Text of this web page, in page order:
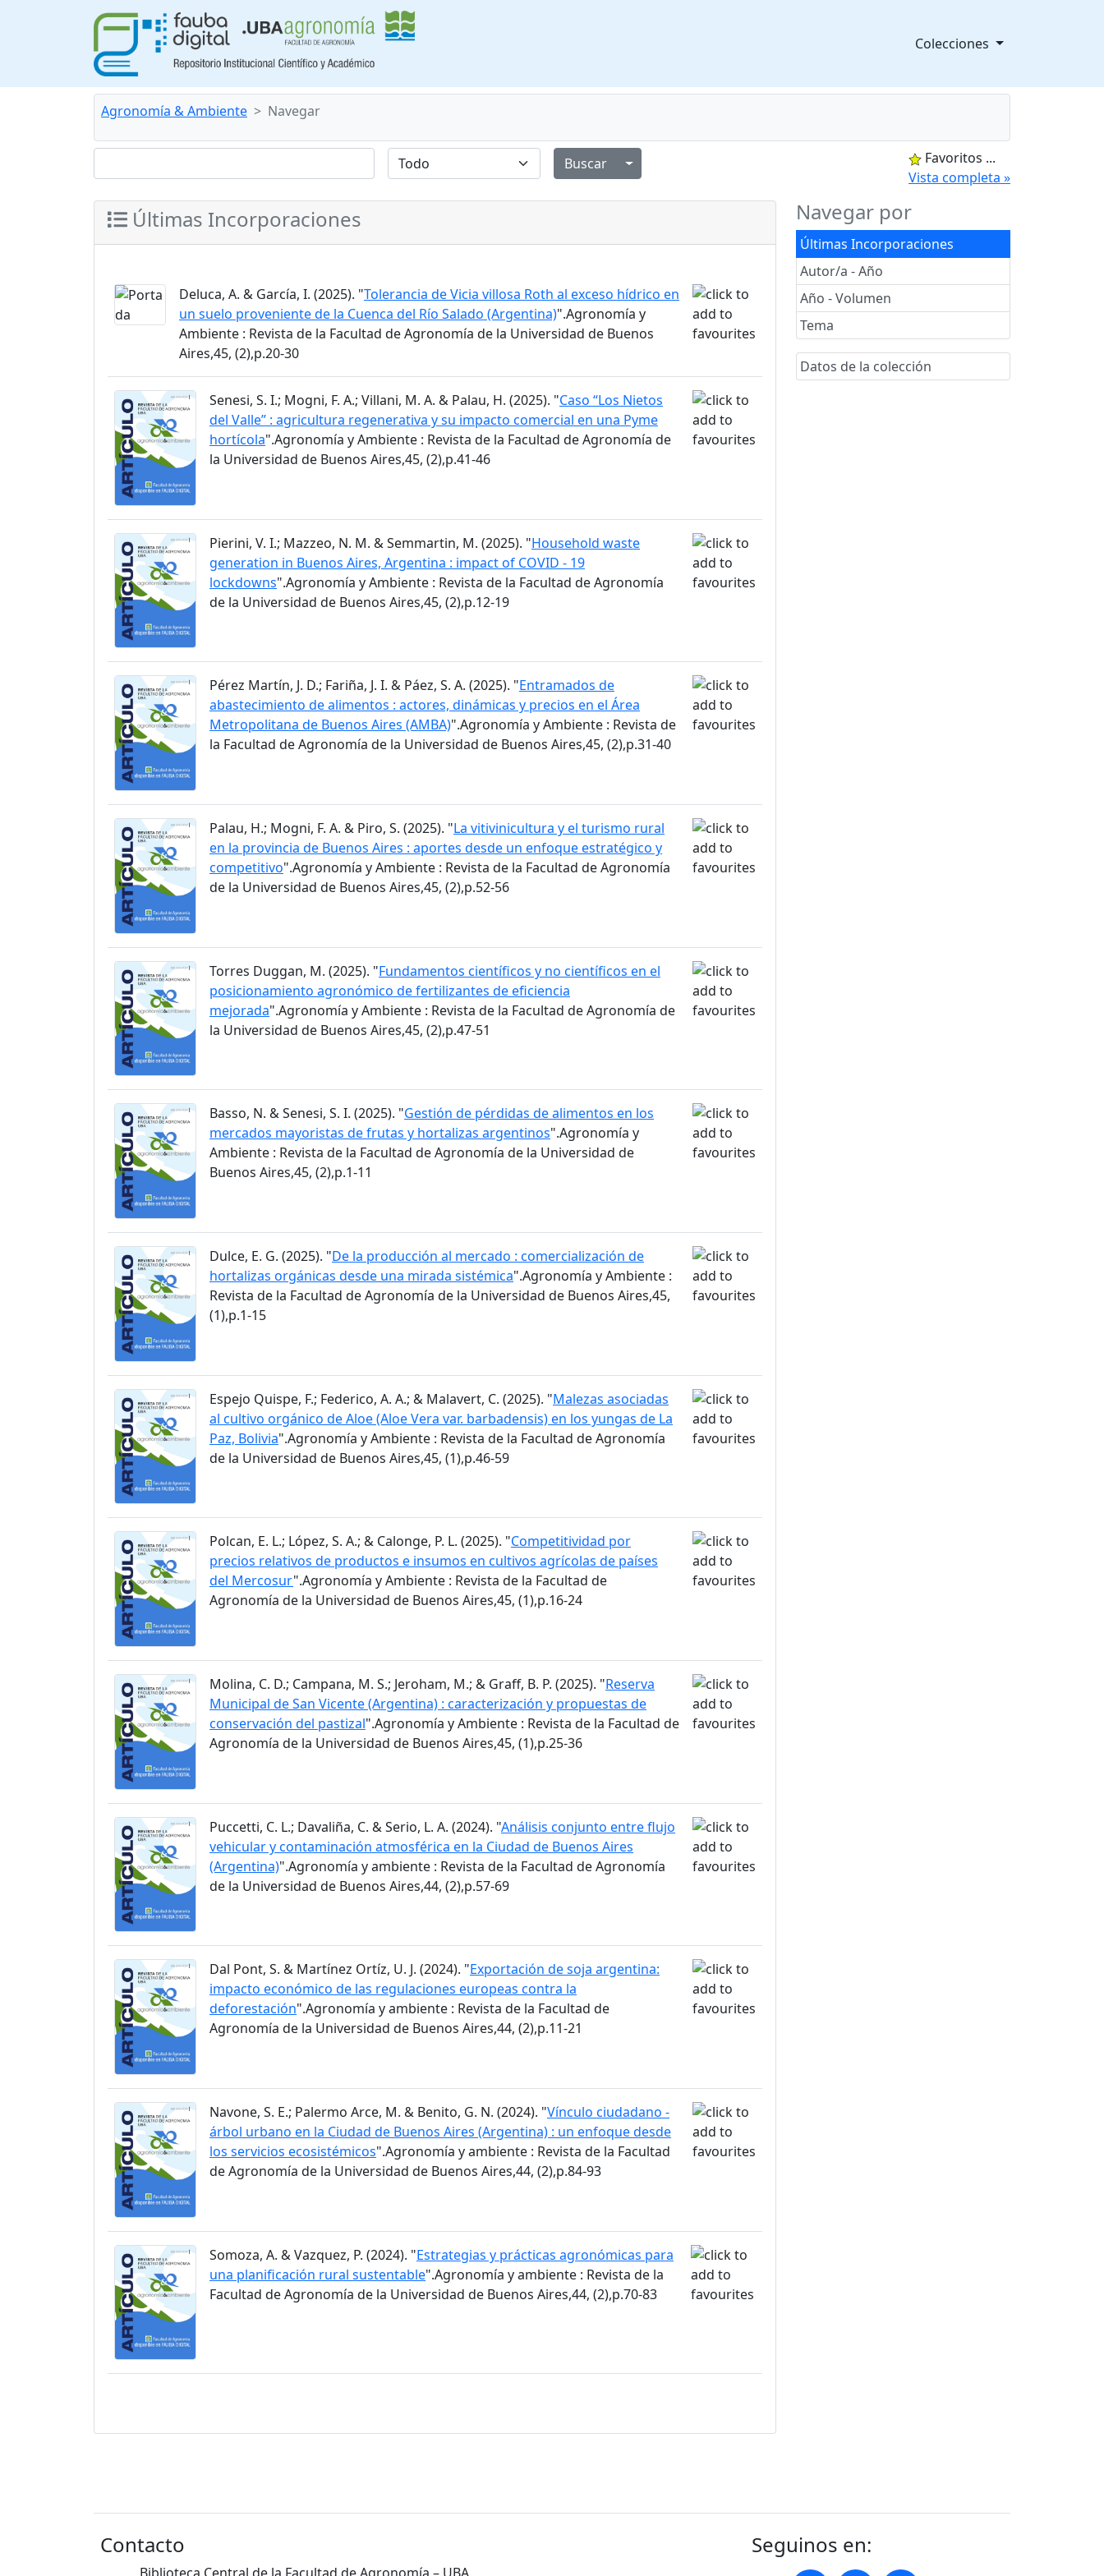
Colecciones
Agronomía & Ambiente Navegar
Alternar menú desplegable
Favoritos ...
Vista completa »
Navegar por
Últimas Incorporaciones
Autor/a - Año
Año - Volumen
Tema
Datos de la colección
Últimas Incorporaciones
Deluca, A. & García, I. (2025). "Tolerancia de Vicia villosa Roth al exceso hídrico en
un suelo proveniente de la Cuenca del Río Salado (Argentina)".Agronomía y
Ambiente : Revista de la Facultad de Agronomía de la Universidad de Buenos
Aires,45, (2),p.20-30
Senesi, S. I.; Mogni, F. A.; Villani, M. A. & Palau, H. (2025). "Caso “Los Nietos
del Valle” : agricultura regenerativa y su impacto comercial en una Pyme
hortícola".Agronomía y Ambiente : Revista de la Facultad de Agronomía de
la Universidad de Buenos Aires,45, (2),p.41-46
Pierini, V. I.; Mazzeo, N. M. & Semmartin, M. (2025). "Household waste
generation in Buenos Aires, Argentina : impact of COVID - 19
lockdowns".Agronomía y Ambiente : Revista de la Facultad de Agronomía
de la Universidad de Buenos Aires,45, (2),p.12-19
Pérez Martín, J. D.; Fariña, J. I. & Páez, S. A. (2025). "Entramados de
abastecimiento de alimentos : actores, dinámicas y precios en el Área
Metropolitana de Buenos Aires (AMBA)".Agronomía y Ambiente : Revista de
la Facultad de Agronomía de la Universidad de Buenos Aires,45, (2),p.31-40
Palau, H.; Mogni, F. A. & Piro, S. (2025). "La vitivinicultura y el turismo rural
en la provincia de Buenos Aires : aportes desde un enfoque estratégico y
competitivo".Agronomía y Ambiente : Revista de la Facultad de Agronomía
de la Universidad de Buenos Aires,45, (2),p.52-56
Torres Duggan, M. (2025). "Fundamentos científicos y no científicos en el
posicionamiento agronómico de fertilizantes de eficiencia
mejorada".Agronomía y Ambiente : Revista de la Facultad de Agronomía de
la Universidad de Buenos Aires,45, (2),p.47-51
Basso, N. & Senesi, S. I. (2025). "Gestión de pérdidas de alimentos en los
mercados mayoristas de frutas y hortalizas argentinos".Agronomía y
Ambiente : Revista de la Facultad de Agronomía de la Universidad de
Buenos Aires,45, (2),p.1-11
Dulce, E. G. (2025). "De la producción al mercado : comercialización de
hortalizas orgánicas desde una mirada sistémica".Agronomía y Ambiente :
Revista de la Facultad de Agronomía de la Universidad de Buenos Aires,45,
(1),p.1-15
Espejo Quispe, F.; Federico, A. A.; & Malavert, C. (2025). "Malezas asociadas
al cultivo orgánico de Aloe (Aloe Vera var. barbadensis) en los yungas de La
Paz, Bolivia".Agronomía y Ambiente : Revista de la Facultad de Agronomía
de la Universidad de Buenos Aires,45, (1),p.46-59
Polcan, E. L.; López, S. A.; & Calonge, P. L. (2025). "Competitividad por
precios relativos de productos e insumos en cultivos agrícolas de países
del Mercosur".Agronomía y Ambiente : Revista de la Facultad de
Agronomía de la Universidad de Buenos Aires,45, (1),p.16-24
Molina, C. D.; Campana, M. S.; Jeroham, M.; & Graff, B. P. (2025). "Reserva
Municipal de San Vicente (Argentina) : caracterización y propuestas de
conservación del pastizal".Agronomía y Ambiente : Revista de la Facultad de
Agronomía de la Universidad de Buenos Aires,45, (1),p.25-36
Puccetti, C. L.; Davaliña, C. & Serio, L. A. (2024). "Análisis conjunto entre flujo
vehicular y contaminación atmosférica en la Ciudad de Buenos Aires
(Argentina)".Agronomía y ambiente : Revista de la Facultad de Agronomía
de la Universidad de Buenos Aires,44, (2),p.57-69
Dal Pont, S. & Martínez Ortíz, U. J. (2024). "Exportación de soja argentina:
impacto económico de las regulaciones europeas contra la
deforestación".Agronomía y ambiente : Revista de la Facultad de
Agronomía de la Universidad de Buenos Aires,44, (2),p.11-21
Navone, S. E.; Palermo Arce, M. & Benito, G. N. (2024). "Vínculo ciudadano -
árbol urbano en la Ciudad de Buenos Aires (Argentina) : un enfoque desde
los servicios ecosistémicos".Agronomía y ambiente : Revista de la Facultad
de Agronomía de la Universidad de Buenos Aires,44, (2),p.84-93
Somoza, A. & Vazquez, P. (2024). "Estrategias y prácticas agronómicas para
una planificación rural sustentable".Agronomía y ambiente : Revista de la
Facultad de Agronomía de la Universidad de Buenos Aires,44, (2),p.70-83
Contacto Seguinos en: